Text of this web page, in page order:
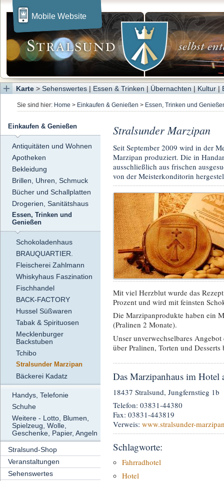
Mobile Website
Karte > Sehenswertes | Essen & Trinken | Übernachten | Kultur |
Sie sind hier: Home > Einkaufen & Genießen > Essen, Trinken und
Einkaufen & Genießen
Antiquitäten und Wohnen
Apotheken
Bekleidung
Brillen, Uhren, Schmuck
Bücher und Schallplatten
Drogerien, Sanitätshaus
Essen, Trinken und
Genießen
Schokoladenhaus
BRAUQUARTIER.
Fleischerei Zahlmann
Whiskyhaus Faszination
Fischhandel
BACK-FACTORY
Hussel Süßwaren
Tabak & Spirituosen
Mecklenburger
Backstuben
Tchibo
Stralsunder Marzipan
Bäckerei Kadatz
Handys, Telefonie
Schuhe
Weitere - Lotto, Blumen,
Spielzeug, Wolle,
Geschenke, Papier, Angeln
Stralsund-Shop
Veranstaltungen
Sehenswertes
Stralsunder Marzipan
Seit September 2009 wird in der
Marzipan produziert. Die in
ausschließlich aus frischen
von der Meisterkonditorin
Mit viel Herzblut wurde das
Prozent und wird mit feinsten
Die Marzipanprodukte haben ein
(Pralinen 2 Monate).
Unser unverwechselbares
über Pralinen, Torten und
Das Marzipanhaus im Hotel
18437 Stralsund, Jungfernstieg 1b
Telefon: 03831-44380
Fax: 03831-443819
Verweis: www.stralsunder-
Schlagworte:
Fahrradhotel
Hotel